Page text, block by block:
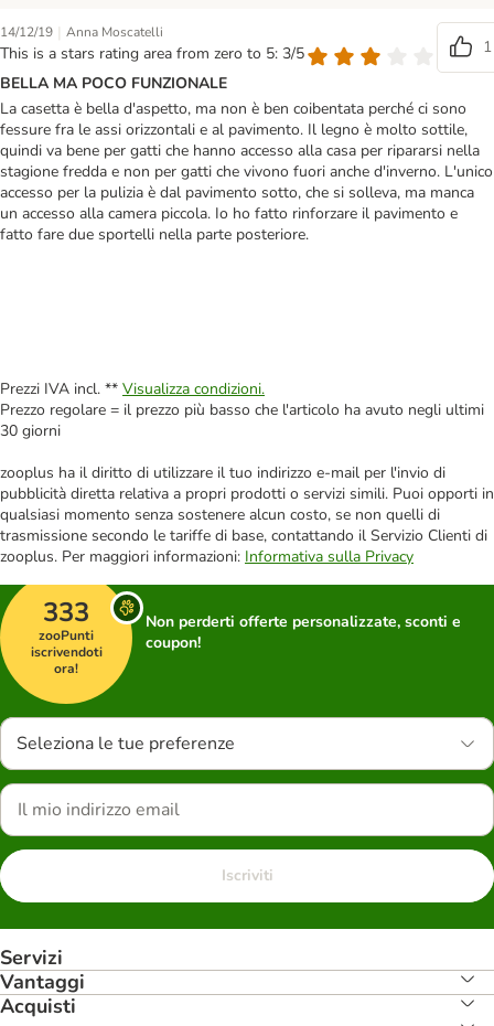
14/12/19 | Anna Moscatelli
This is a stars rating area from zero to 5: 3/5
1
BELLA MA POCO FUNZIONALE
La casetta è bella d'aspetto, ma non è ben coibentata perché ci sono
fessure fra le assi orizzontali e al pavimento. Il legno è molto sottile,
quindi va bene per gatti che hanno accesso alla casa per ripararsi nella
stagione fredda e non per gatti che vivono fuori anche d'inverno. L'unico
accesso per la pulizia è dal pavimento sotto, che si solleva, ma manca
un accesso alla camera piccola. Io ho fatto rinforzare il pavimento e
fatto fare due sportelli nella parte posteriore.
Prezzi IVA incl. ** Visualizza condizioni.
Prezzo regolare = il prezzo più basso che l'articolo ha avuto negli ultimi
30 giorni
zooplus ha il diritto di utilizzare il tuo indirizzo e-mail per l'invio di
pubblicità diretta relativa a propri prodotti o servizi simili. Puoi opporti in
qualsiasi momento senza sostenere alcun costo, se non quelli di
trasmissione secondo le tariffe di base, contattando il Servizio Clienti di
zooplus. Per maggiori informazioni: Informativa sulla Privacy
333
zooPunti
iscrivendoti
ora!
Non perderti offerte personalizzate, sconti e
coupon!
Seleziona le tue preferenze
Iscriviti
Servizi
Vantaggi
Acquisti